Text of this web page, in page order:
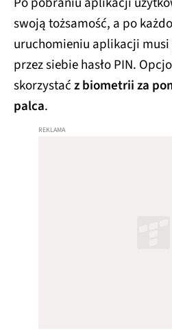
swoją tożsamość, a po
uruchomieniu aplikacji
przez siebie hasło PIN.
skorzystaćz biometrii za
palca.